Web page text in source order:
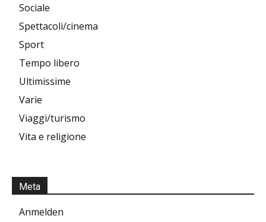
Sociale
Spettacoli/cinema
Sport
Tempo libero
Ultimissime
Varie
Viaggi/turismo
Vita e religione
Meta
Anmelden